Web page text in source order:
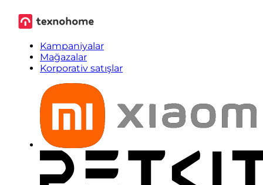
Kampaniyalar
Mağazalar
Korporativ satışlar